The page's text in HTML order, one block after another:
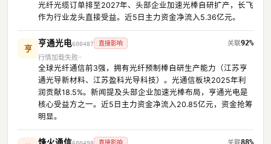
光纤光缆订单排至2027年、头部企业加速光棒自研扩产，长飞
作为行业龙头直接受益。近5日主力资金净流入5.36亿元。
亨
亨通光电600487 直接影响
92%
行情加载失败
全球光纤通信前3强，拥有光纤预制棒自研生产能力（江苏亨
通光导新材料、江苏盈科光导科技）。光通信板块2025年利
润贡献18.5%。新闻提及头部企业加速光棒布局，亨通光电是
核心受益方之一。近5日主力资金净流入20.85亿元，资金抢筹
明显。
直接影响
88%